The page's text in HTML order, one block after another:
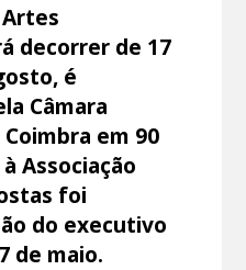
Artes
decorrer de 17
é
Câmara
em 90
Associação
foi
do executivo
de maio.